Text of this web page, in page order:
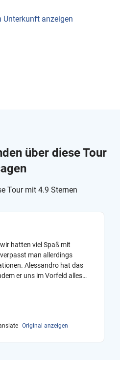
Unterkunft anzeigen
über diese Tour
Tour mit 4.9 Sternen
hatten viel Spaß mit
man allerdings
Alessandro hat das
er uns im Vorfeld alles
Original anzeigen